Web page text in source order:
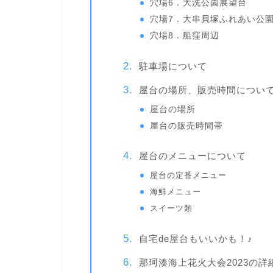
穴場6．大洗公園展望台
穴場7．大串貝塚ふれあい公園
穴場8．船窪周辺
駐車場について
屋台の場所、販売時間について
屋台の場所
屋台の販売時間帯
屋台のメニューについて
屋台の定番メニュー
海鮮メニュー
スイーツ類
自宅de屋台もいいかも！♪
那珂湊海上花火大会2023の詳